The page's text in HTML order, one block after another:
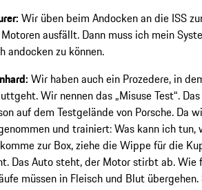
Wir üben beim Andocken an die ISS
ausfällt. Dann muss ich mein
andocken zu können.
Wir haben auch ein Prozedere, in
Wir nennen das „Misuse Test“.
auf dem Testgelände von Porsche. Da
und trainiert: Was kann ich
zur Box, ziehe die Wippe für die
Das Auto steht, der Motor stirbt ab. Wie
müssen in Fleisch und Blut